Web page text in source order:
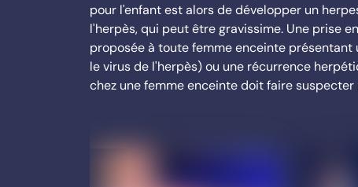
pour l'enfant est alors de développer un
l'herpès, qui peut être gravissime. Une prise
proposée à toute femme enceinte
le virus de l'herpès) ou une récurrence
chez une femme enceinte doit faire suspecter